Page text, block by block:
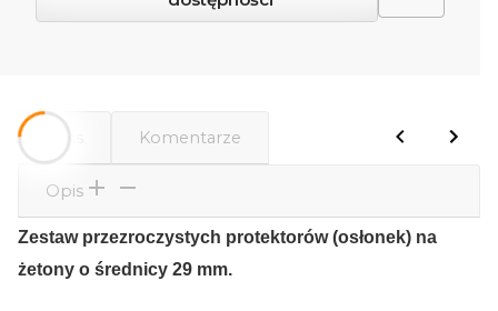
Komentarze
Opis
Zestaw przezroczystych protektorów (osłonek) na
żetony o średnicy 29 mm.